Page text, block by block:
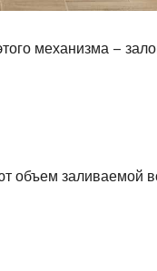
механизма –
объем заливаемой